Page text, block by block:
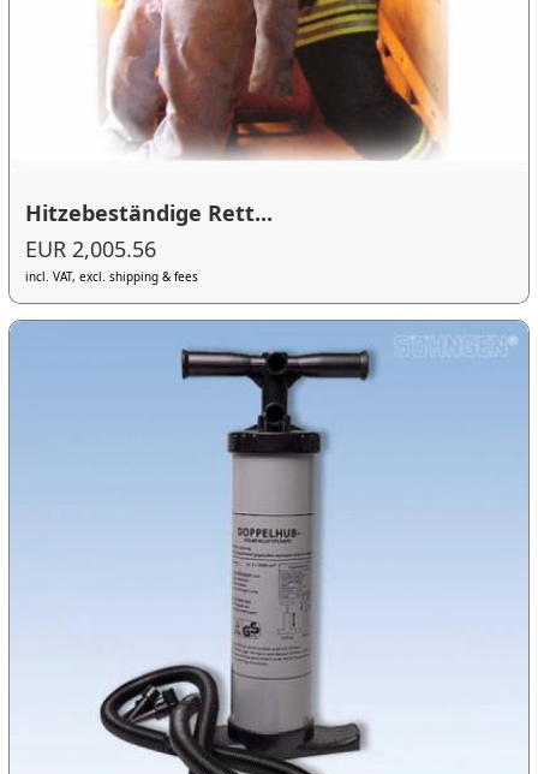
Hitzebeständige Rett...
EUR 2,005.56
incl. VAT, excl. shipping & fees